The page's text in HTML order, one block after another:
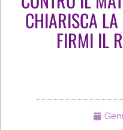
CHIARISCA
FIRMI IL